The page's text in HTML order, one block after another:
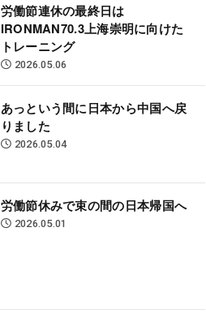
労働節連休の最終日は
IRONMAN70.3上海崇明に向けた
トレーニング
2026.05.06
あっという間に日本から中国へ戻
りました
2026.05.04
労働節休みで束の間の日本帰国へ
2026.05.01